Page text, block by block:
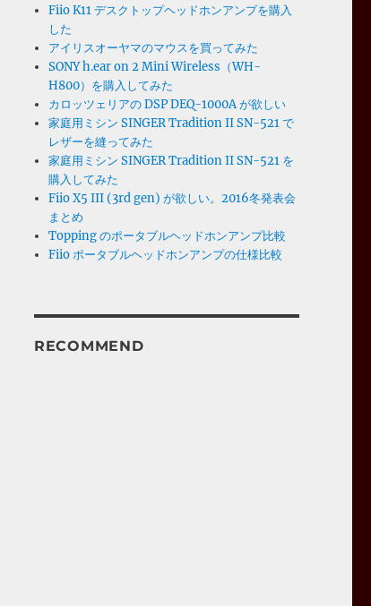
Fiio K11 デスクトップヘッドホンアンプを購入
した
アイリスオーヤマのマウスを買ってみた
SONY h.ear on 2 Mini Wireless（WH-
H800）を購入してみた
カロッツェリアの DSP DEQ-1000A が欲しい
家庭用ミシン SINGER Tradition II SN-521 で
レザーを縫ってみた
家庭用ミシン SINGER Tradition II SN-521 を
購入してみた
Fiio X5 III (3rd gen) が欲しい。2016冬発表会
まとめ
Topping のポータブルヘッドホンアンプ比較
Fiio ポータブルヘッドホンアンプの仕様比較
RECOMMEND